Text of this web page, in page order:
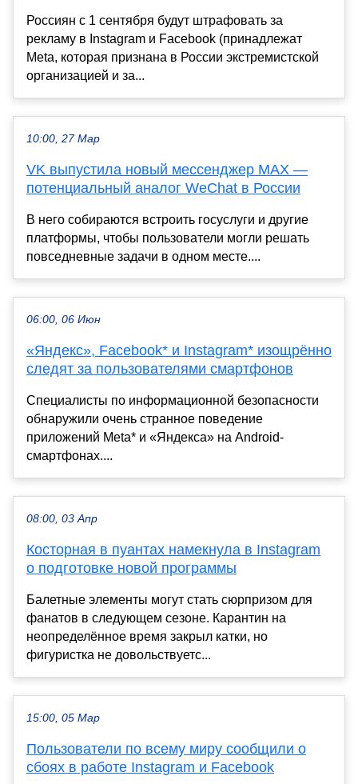
Россиян с 1 сентября будут штрафовать за
рекламу в Instagram и Facebook (принадлежат
Meta, которая признана в России экстремистской
организацией и за...
10:00, 27 Мар
VK выпустила новый мессенджер MAX —
потенциальный аналог WeChat в России
В него собираются встроить госуслуги и другие
платформы, чтобы пользователи могли решать
повседневные задачи в одном месте....
06:00, 06 Июн
«Яндекс», Facebook* и Instagram* изощрённо
следят за пользователями смартфонов
Специалисты по информационной безопасности
обнаружили очень странное поведение
приложений Meta* и «Яндекса» на Android-
смартфонах....
08:00, 03 Апр
Косторная в пуантах намекнула в Instagram
о подготовке новой программы
Балетные элементы могут стать сюрпризом для
фанатов в следующем сезоне. Карантин на
неопределённое время закрыл катки, но
фигуристка не довольствуетс...
15:00, 05 Мар
Пользователи по всему миру сообщили о
сбоях в работе Instagram и Facebook